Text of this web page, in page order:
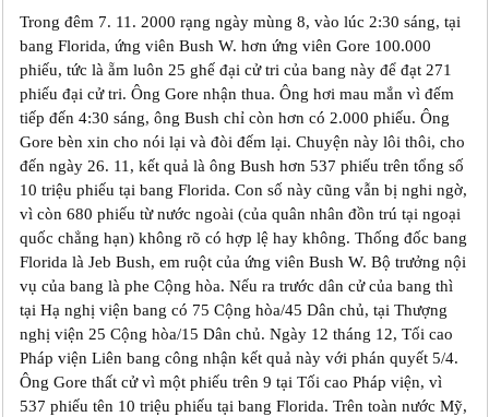
Trong đêm 7. 11. 2000 rạng ngày mùng 8, vào lúc 2:30 sáng, tại
bang Florida, ứng viên Bush W. hơn ứng viên Gore 100.000
phiếu, tức là ẵm luôn 25 ghế đại cử tri của bang này để đạt 271
phiếu đại cử tri. Ông Gore nhận thua. Ông hơi mau mắn vì đếm
tiếp đến 4:30 sáng, ông Bush chỉ còn hơn có 2.000 phiếu. Ông
Gore bèn xin cho nói lại và đòi đếm lại. Chuyện này lôi thôi, cho
đến ngày 26. 11, kết quả là ông Bush hơn 537 phiếu trên tổng số
10 triệu phiếu tại bang Florida. Con số này cũng vẫn bị nghi ngờ,
vì còn 680 phiếu từ nước ngoài (của quân nhân đồn trú tại ngoại
quốc chẳng hạn) không rõ có hợp lệ hay không. Thống đốc bang
Florida là Jeb Bush, em ruột của ứng viên Bush W. Bộ trưởng nội
vụ của bang là phe Cộng hòa. Nếu ra trước dân cử của bang thì
tại Hạ nghị viện bang có 75 Cộng hòa/45 Dân chủ, tại Thượng
nghị viện 25 Cộng hòa/15 Dân chủ. Ngày 12 tháng 12, Tối cao
Pháp viện Liên bang công nhận kết quả này với phán quyết 5/4.
Ông Gore thất cử vì một phiếu trên 9 tại Tối cao Pháp viện, vì
537 phiếu tên 10 triệu phiếu tại bang Florida. Trên toàn nước Mỹ,